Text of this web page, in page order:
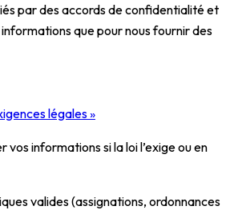
par des accords de confidentialité et
que pour nous fournir des
légales »
vos informations si la loi l’exige ou en
valides (assignations, ordonnances